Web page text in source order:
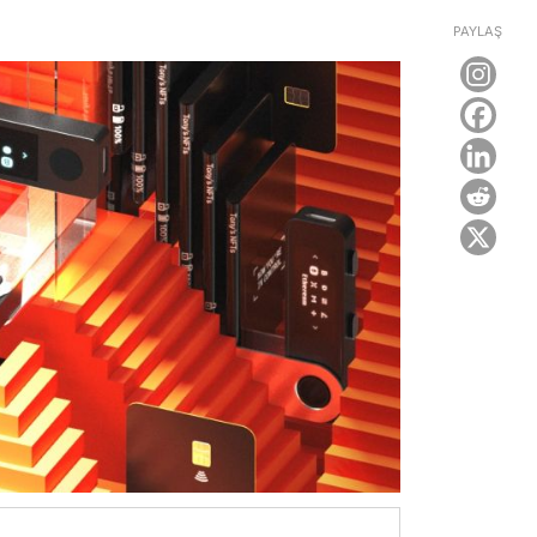
PAYLAŞ